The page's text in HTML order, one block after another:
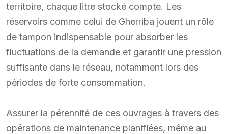
territoire, chaque litre stocké compte. Les
réservoirs comme celui de Gherriba jouent un rôle
de tampon indispensable pour absorber les
fluctuations de la demande et garantir une pression
suffisante dans le réseau, notamment lors des
périodes de forte consommation.
Assurer la pérennité de ces ouvrages à travers des
opérations de maintenance planifiées, même au